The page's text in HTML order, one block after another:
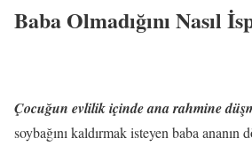
Baba Olmadığını Nasıl
Çocuğun evlilik içinde ana rahmine
soybağını kaldırmak isteyen baba ananın